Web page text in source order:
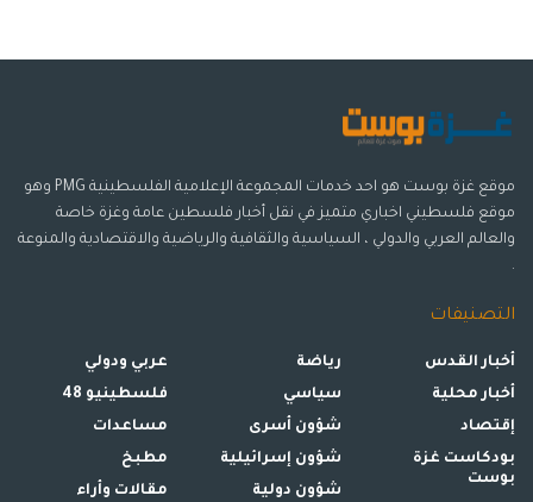
موقع غزة بوست هو احد خدمات المجموعة الإعلامية الفلسطينية PMG وهو
موقع فلسطيني اخباري متميز في نقل أخبار فلسطين عامة وغزة خاصة
والعالم العربي والدولي ، السياسية والثقافية والرياضية والاقتصادية والمنوعة
.
التصنيفات
أخبار القدس
أخبار محلية
إقتصاد
بودكاست غزة
بوست
رياضة
سياسي
شؤون أسرى
شؤون إسرائيلية
شؤون دولية
عربي ودولي
فلسطينيو 48
مساعدات
مطبخ
مقالات وأراء